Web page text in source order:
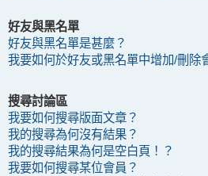
好友與黑名單
好友與黑名單是甚麼？
我要如何於好友或黑名單中增加/刪除
搜尋討論區
我要如何搜尋版面文章？
我的搜尋為何沒有結果？
我的搜尋結果為何是空白頁！？
我要如何搜尋某位會員？